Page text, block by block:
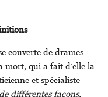
couverte de drames
qui a fait d’elle la
et spécialiste
différentes façons,